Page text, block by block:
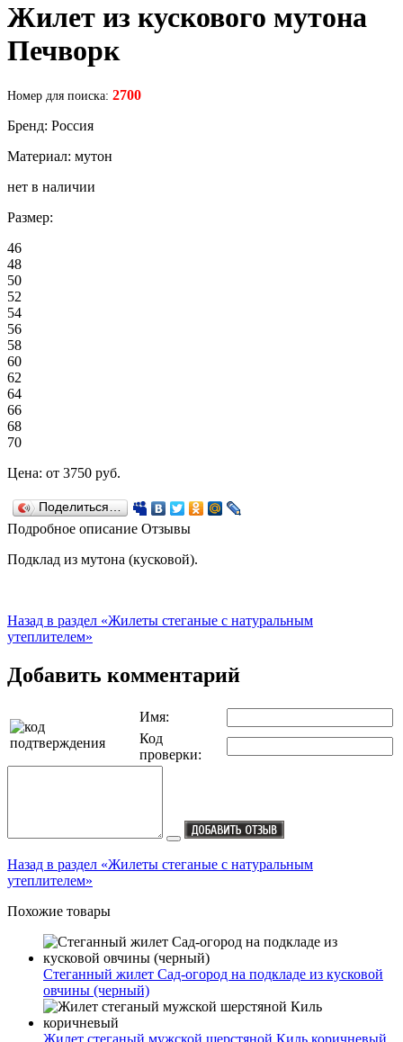
Жилет из кускового мутона
Печворк
Номер для поиска: 2700
Бренд: Россия
Материал: мутон
нет в наличии
Размер:
46
48
50
52
54
56
58
60
62
64
66
68
70
Цена: от 3750 руб.
Поделиться…
Подробное описание Отзывы
Подклад из мутона (кусковой).
Назад в раздел «Жилеты стеганые с натуральным
утеплителем»
Добавить комментарий
Имя:
Код
проверки:
Назад в раздел «Жилеты стеганые с натуральным
утеплителем»
Похожие товары
Стеганный жилет Сад-огород на подкладе из кусковой
овчины (черный)
Жилет стеганый мужской шерстяной Киль коричневый